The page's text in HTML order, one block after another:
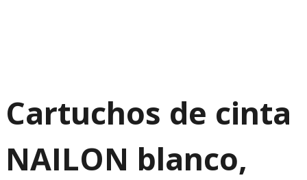
Cartuchos de cinta
NAILON blanco,